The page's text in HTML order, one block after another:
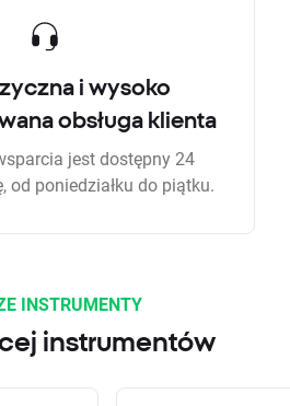
i wysoko
obsługa klienta
jest dostępny 24
od poniedziałku do piątku.
INSTRUMENTY
instrumentów